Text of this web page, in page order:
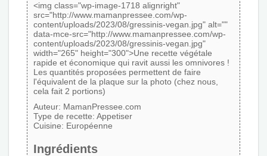
<img class="wp-image-1718 alignright"
src="http://www.mamanpressee.com/wp-
content/uploads/2023/08/gressinis-vegan.jpg" alt=""
data-mce-src="http://www.mamanpressee.com/wp-
content/uploads/2023/08/gressinis-vegan.jpg"
width="265" height="300">Une recette végétale
rapide et économique qui ravit aussi les omnivores !
Les quantités proposées permettent de faire
l'équivalent de la plaque sur la photo (chez nous,
cela fait 2 portions)
Auteur: MamanPressee.com
Type de recette: Appetiser
Cuisine: Européenne
Ingrédients